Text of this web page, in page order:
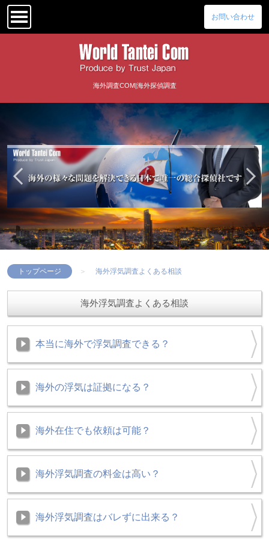
お問い合わせ
海外調査COM|海外探偵調査
トップページ 海外浮気調査よくある相談
海外浮気調査よくある相談
本当に海外で浮気調査できる？
海外の浮気は証拠になる？
海外在住でも依頼は可能？
海外浮気調査の料金は高い？
海外浮気調査はバレずに出来る？